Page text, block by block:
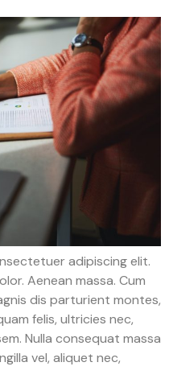
adipiscing elit.
Aenean massa. Cum
dis parturient montes,
felis, ultricies nec,
Nulla consequat massa
vel, aliquet nec,